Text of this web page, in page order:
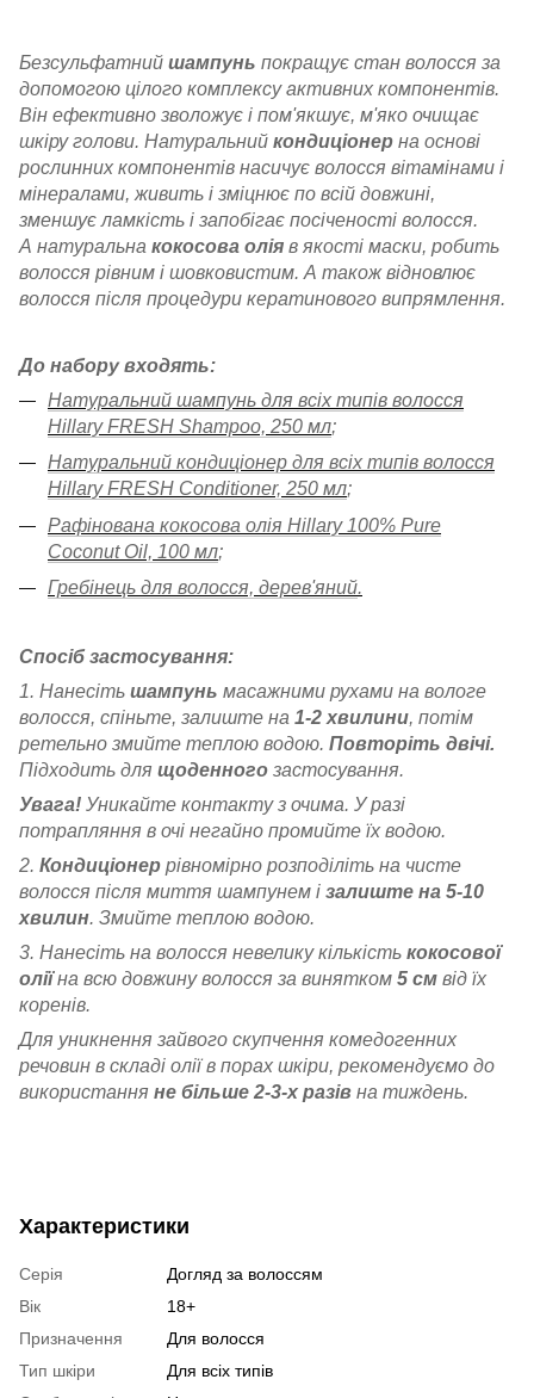
Безсульфатний шампунь покращує стан волосся за
допомогою цілого комплексу активних компонентів.
Він ефективно зволожує і пом'якшує, м'яко очищає
шкіру голови. Натуральний кондиціонер на основі
рослинних компонентів насичує волосся вітамінами і
мінералами, живить і зміцнює по всій довжині,
зменшує ламкість і запобігає посіченості волосся.
А натуральна кокосова олія в якості маски, робить
волосся рівним і шовковистим. А також відновлює
волосся після процедури кератинового випрямлення.
До набору входять:
Натуральний шампунь для всіх типів волосся
Hillary FRESH Shampoo, 250 мл;
Натуральний кондиціонер для всіх типів волосся
Hillary FRESH Сonditioner, 250 мл;
Рафінована кокосова олія Hillary 100% Pure
Coconut Oil, 100 мл;
Гребінець для волосся, дерев'яний.
Спосіб застосування:
1. Нанесіть шампунь масажними рухами на вологе
волосся, спіньте, залиште на 1-2 хвилини, потім
ретельно змийте теплою водою. Повторіть двічі.
Підходить для щоденного застосування.
Увага! Уникайте контакту з очима. У разі
потрапляння в очі негайно промийте їх водою.
2. Кондиціонер рівномірно розподіліть на чисте
волосся після миття шампунем і залиште на 5-10
хвилин. Змийте теплою водою.
3. Нанесіть на волосся невелику кількість кокосової
оліїна всю довжину волосся за винятком 5 см від їх
коренів.
Для уникнення зайвого скупчення комедогенних
речовин в складі олії в порах шкіри, рекомендуємо до
використання не більше 2-3-х разів на тиждень.
Характеристики
Серія
Догляд за волоссям
Вік
18+
Призначення
Для волосся
Тип шкіри
Для всіх типів